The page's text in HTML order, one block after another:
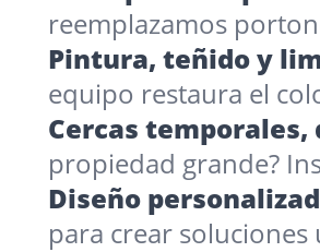
reemplazamos
Pintura, teñido y
equipo restaura el
Cercas temporales,
propiedad grande?
Diseño
para crear